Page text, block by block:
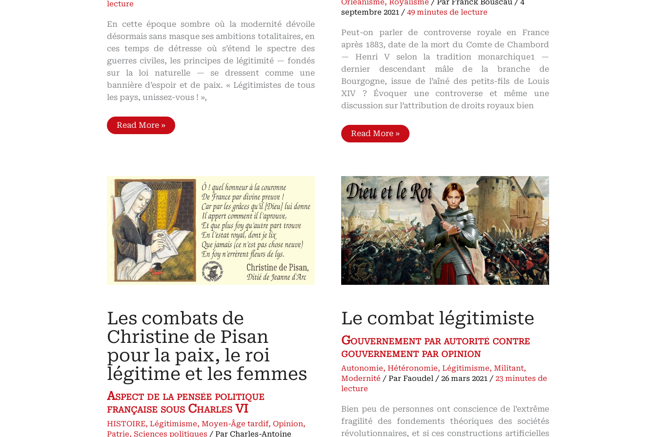
lecture
En cette époque sombre où la modernité dévoile
désormais sans masque ses ambitions totalitaires, en
ces temps de détresse où s’étend le spectre des
guerres civiles, les principes de légitimité — fondés
sur la loi naturelle — se dressent comme une
bannière d’espoir et de paix. « Légitimistes de tous
les pays, unissez-vous ! »,
Principes
de
politique
Read More »
Orléanisme, Royalisme / Par Franck Bouscau / 4
septembre 2021 / 49 minutes de lecture
Peut-on parler de controverse royale en France
après 1883, date de la mort du Comte de Chambord
— Henri V selon la tradition monarchique1 —
dernier descendant mâle de la branche de
Bourgogne, issue de l’aîné des petits-fils de Louis
XIV ? Évoquer une controverse et même une
discussion sur l’attribution de droits royaux bien
La
controverse
Blancs
d’Espagne
et
Blancs
d’Eu
Read More »
Les combats de
Christine de Pisan
pour la paix, le roi
légitime et les femmes
Aspect de la pensée politique
française sous Charles VI
HISTOIRE, Légitimisme, Moyen-Âge tardif, Opinion,
Patrie, Sciences politiques / Par Charles-Antoine
Le combat légitimiste
Gouvernement par autorité contre
gouvernement par opinion
Autonomie, Hétéronomie, Légitimisme, Militant,
Modernité / Par Faoudel / 26 mars 2021 / 23 minutes de
lecture
Bien peu de personnes ont conscience de l’extrême
fragilité des fondements théoriques des sociétés
révolutionnaires, et si ces constructions artificielles